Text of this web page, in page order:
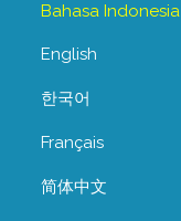
Bahasa Indonesia
English
한국어
Français
简体中文